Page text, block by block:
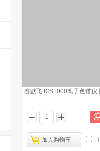
赛默飞 ICS1000离子色谱仪
加入购物车